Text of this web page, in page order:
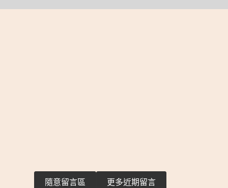
隨意留言區 更多近期留言